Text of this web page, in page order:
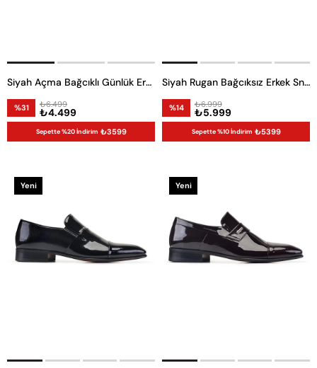
Siyah Açma Bağcıklı Günlük Erkek Ayakkabı
%31 ₺4.499
₺6.499
Sepette %20 İndirim ₺3599
Siyah Rugan Bağcıksız Erkek Sneaker Ayakkabı
%14 ₺5.999
₺6.999
Sepette %10 İndirim ₺5399
Yeni
Yeni